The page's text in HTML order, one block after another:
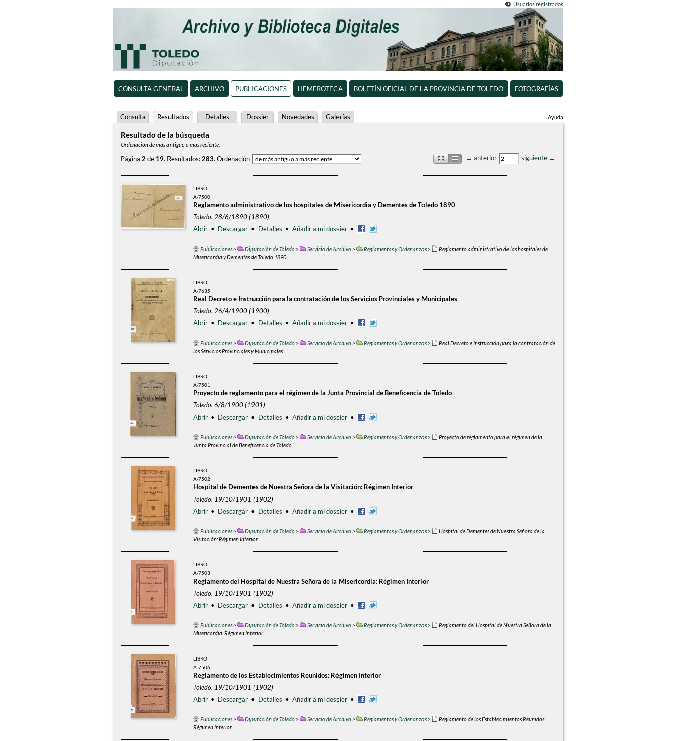
Usuarios registrados
CONSULTA GENERAL ARCHIVO PUBLICACIONES HEMEROTECA BOLETÍN OFICIAL DE LA PROVINCIA DE TOLEDO FOTOGRAFÍAS
Ayuda
Consulta Resultados Detalles Dossier Novedades Galerías
Resultado de la búsqueda
Ordenación de más antiguo a más reciente.
← anterior siguiente →
Página 2 de 19. Resultados:283. Ordenación
LIBRO
A-7500
Reglamento administrativo de los hospitales de Misericordia y Dementes de Toledo 1890
Toledo. 28/6/1890 (1890)
Abrir • Descargar • Detalles • Añadir a mi dossier •
Publicaciones> Diputación de Toledo> Servicio de Archivo> Reglamentos y Ordenanzas>
Reglamento administrativo de los hospitales de
Misericordia y Dementes de Toledo 1890
LIBRO
A-7635
Real Decreto e Instrucción para la contratación de los Servicios Provinciales y Municipales
Toledo. 26/4/1900 (1900)
Abrir • Descargar • Detalles • Añadir a mi dossier •
Publicaciones> Diputación de Toledo> Servicio de Archivo> Reglamentos y Ordenanzas>
Real Decreto e Instrucción para la contratación de
los Servicios Provinciales y Municipales
LIBRO
A-7501
Proyecto de reglamento para el régimen de la Junta Provincial de Beneficencia de Toledo
Toledo. 6/8/1900 (1901)
Abrir • Descargar • Detalles • Añadir a mi dossier •
Publicaciones> Diputación de Toledo> Servicio de Archivo> Reglamentos y Ordenanzas>
Proyecto de reglamento para el régimen de la
Junta Provincial de Beneficencia de Toledo
LIBRO
A-7502
Hospital de Dementes de Nuestra Señora de la Visitación: Régimen Interior
Toledo. 19/10/1901 (1902)
Abrir • Descargar • Detalles • Añadir a mi dossier •
Publicaciones> Diputación de Toledo> Servicio de Archivo> Reglamentos y Ordenanzas>
Hospital de Dementes de Nuestra Señora de la
Visitación: Régimen Interior
LIBRO
A-7503
Reglamento del Hospital de Nuestra Señora de la Misericordia: Régimen Interior
Toledo. 19/10/1901 (1902)
Abrir • Descargar • Detalles • Añadir a mi dossier •
Publicaciones> Diputación de Toledo> Servicio de Archivo> Reglamentos y Ordenanzas>
Reglamento del Hospital de Nuestra Señora de la
Misericordia: Régimen Interior
LIBRO
A-7506
Reglamento de los Establecimientos Reunidos: Régimen Interior
Toledo. 19/10/1901 (1902)
Abrir • Descargar • Detalles • Añadir a mi dossier •
Publicaciones> Diputación de Toledo> Servicio de Archivo> Reglamentos y Ordenanzas>
Reglamento de los Establecimientos Reunidos:
Régimen Interior